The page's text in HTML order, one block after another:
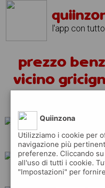
l'app con
prezzo
vicino
api esso
eni shell
Quiinzona
Utilizziamo i cookie per
navigazione più
preferenze. Cliccando
all'uso di tutti i cookie.
"Impostazioni" per